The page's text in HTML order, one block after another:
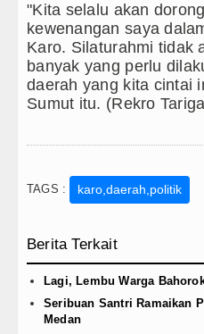
"Kita selalu akan
kewenangan saya
Karo. Silaturahmi tidak
banyak yang perlu
daerah yang kita cintai
Sumut itu. (Rekro
TAGS : karo,daerah,politik
Berita Terkait
Lagi, Lembu Warga
Seribuan Santri Ramaikan
Medan